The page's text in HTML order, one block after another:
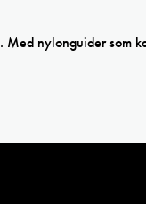
Med nylonguider som